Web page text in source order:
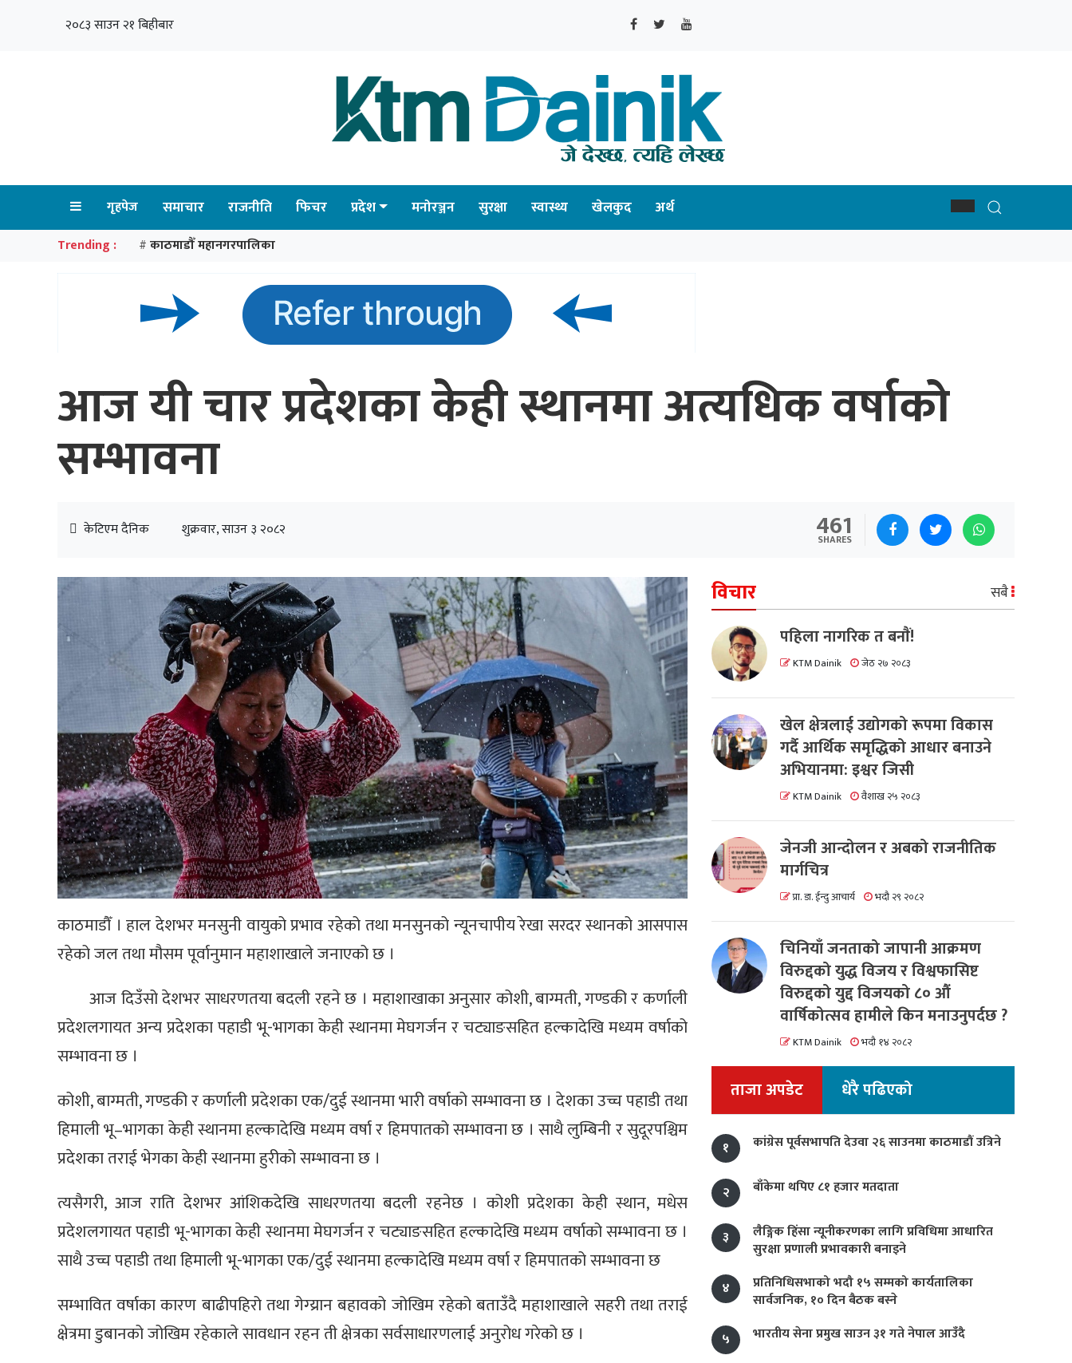
२०८३ साउन २१ बिहीबार
गृहपेज समाचार राजनीति फिचर प्रदेश मनोरञ्जन सुरक्षा स्वास्थ्य खेलकुद अर्थ
Trending : # काठमाडौँ महानगरपालिका
आज यी चार प्रदेशका केही स्थानमा अत्यधिक वर्षाको
सम्भावना
केटिएम दैनिक शुक्रवार, साउन ३ २०८२ 461
SHARES
काठमाडौँ । हाल देशभर मनसुनी वायुको प्रभाव रहेको तथा मनसुनको न्यूनचापीय रेखा सरदर स्थानको आसपास
रहेको जल तथा मौसम पूर्वानुमान महाशाखाले जनाएको छ ।
आज दिउँसो देशभर साधरणतया बदली रहने छ । महाशाखाका अनुसार कोशी, बाग्मती, गण्डकी र कर्णाली
प्रदेशलगायत अन्य प्रदेशका पहाडी भू-भागका केही स्थानमा मेघगर्जन र चट्याङसहित हल्कादेखि मध्यम वर्षाको
सम्भावना छ ।
कोशी, बाग्मती, गण्डकी र कर्णाली प्रदेशका एक/दुई स्थानमा भारी वर्षाको सम्भावना छ । देशका उच्च पहाडी तथा
हिमाली भू–भागका केही स्थानमा हल्कादेखि मध्यम वर्षा र हिमपातको सम्भावना छ । साथै लुम्बिनी र सुदूरपश्चिम
प्रदेशका तराई भेगका केही स्थानमा हुरीको सम्भावना छ ।
त्यसैगरी, आज राति देशभर आंशिकदेखि साधरणतया बदली रहनेछ । कोशी प्रदेशका केही स्थान, मधेस
प्रदेशलगायत पहाडी भू-भागका केही स्थानमा मेघगर्जन र चट्याङसहित हल्कादेखि मध्यम वर्षाको सम्भावना छ ।
साथै उच्च पहाडी तथा हिमाली भू-भागका एक/दुई स्थानमा हल्कादेखि मध्यम वर्षा र हिमपातको सम्भावना छ
सम्भावित वर्षाका कारण बाढीपहिरो तथा गेग्य्रान बहावको जोखिम रहेको बताउँदै महाशाखाले सहरी तथा तराई
क्षेत्रमा डुबानको जोखिम रहेकाले सावधान रहन ती क्षेत्रका सर्वसाधारणलाई अनुरोध गरेको छ ।
विचार सबै
पहिला नागरिक त बनाैं!
KTM Dainik जेठ २७ २०८३
खेल क्षेत्रलाई उद्योगको रूपमा विकास
गर्दै आर्थिक समृद्धिको आधार बनाउने
अभियानमा: इश्वर जिसी
KTM Dainik वैशाख २५ २०८३
जेनजी आन्दोलन र अबको राजनीतिक
मार्गचित्र
प्रा. डा. ईन्दु आचार्य भदौ २९ २०८२
चिनियाँ जनताको जापानी आक्रमण
विरुद्दको युद्ध विजय र विश्वफासिष्ट
विरुद्दको युद्द विजयको ८० औं
वार्षिकोत्सव हामीले किन मनाउनुपर्दछ ?
KTM Dainik भदौ १४ २०८२
ताजा अपडेट धेरै पढिएको
१ कांग्रेस पूर्वसभापति देउवा २६ साउनमा काठमाडौं उत्रिने
२ बाँकेमा थपिए ८१ हजार मतदाता
३
लैङ्गिक हिंसा न्यूनीकरणका लागि प्रविधिमा आधारित
सुरक्षा प्रणाली प्रभावकारी बनाइने
४
प्रतिनिधिसभाको भदौ १५ सम्मको कार्यतालिका
सार्वजनिक, १० दिन बैठक बस्ने
५
भारतीय सेना प्रमुख साउन ३१ गते नेपाल आउँदै